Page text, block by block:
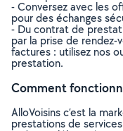
- Conversez avec les
pour des échanges
- Du contrat de
par la prise de rendez-
factures : utilisez nos
prestation.
Comment
AlloVoisins c’est la
prestations de